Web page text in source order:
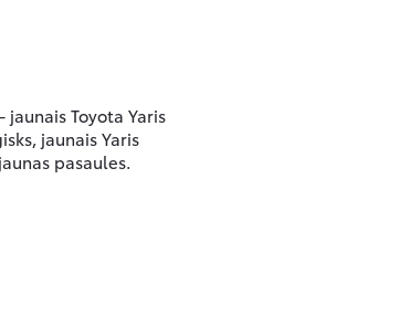
Toyota Yaris
jaunais Yaris
pasaules.